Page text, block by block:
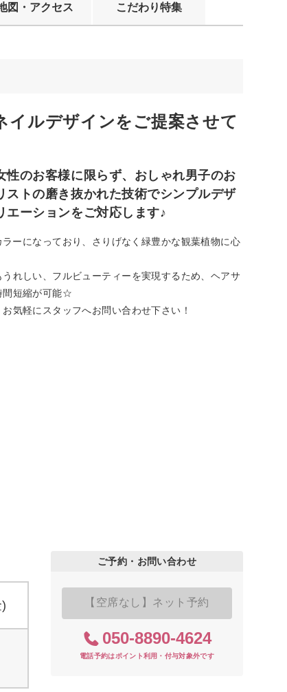
図・アクセス こだわり特集
イルデザインをご提案させて
のお客様に限らず、おしゃれ男子のお
トの磨き抜かれた技術でシンプルデザ
エーションをご対応します♪
ーになっており、さりげなく緑豊かな観葉植物に心
れしい、フルビューティーを実現するため、ヘアサ
間短縮が可能☆
気軽にスタッフへお問い合わせ下さい！
ご予約・お問い合わせ
【空席なし】ネット予約
050-8890-4624
電話予約はポイント利用・付与対象外です